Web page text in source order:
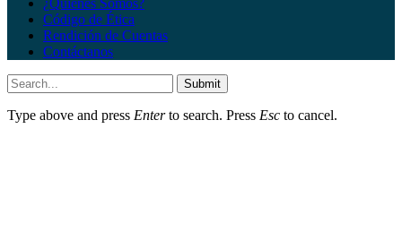
Código de Ética
Rendición de Cuentas
Contáctanos
Submit
Type above and press Enterto search. Press Esc to cancel.